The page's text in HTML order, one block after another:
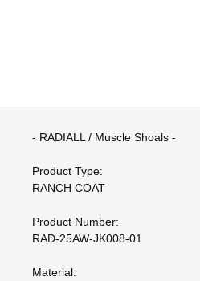
- RADIALL / Muscle Shoals -
Product Type:
RANCH COAT
Product Number:
RAD-25AW-JK008-01
Material: